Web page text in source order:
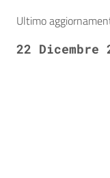
Ultimo
22 Dicembre